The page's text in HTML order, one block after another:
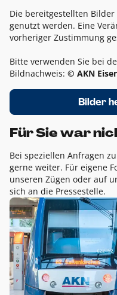
Die bereitgestellten
genutzt werden. Eine
vorheriger Zustimmung
Bitte verwenden Sie bei
Bildnachweis: © AKN
Bilder
Für Sie war
Bei speziellen Anfragen
gerne weiter. Für eigene
unseren Zügen oder auf
sich an die Pressestelle.